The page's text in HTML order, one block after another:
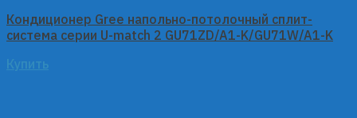
Кондиционер Gree напольно-потолочный сплит-
система серии U-match 2 GU71ZD/A1-K/GU71W/A1-K
Купить